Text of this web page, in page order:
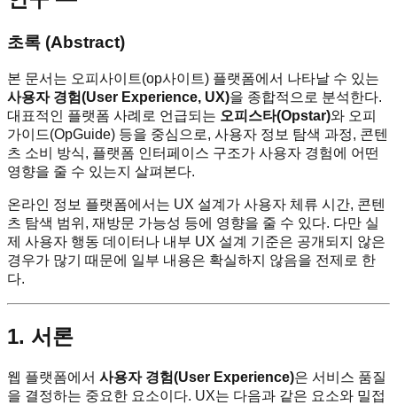
초록 (Abstract)
본 문서는 오피사이트(op사이트) 플랫폼에서 나타날 수 있는
사용자 경험(User Experience, UX)을 종합적으로 분석한다.
대표적인 플랫폼 사례로 언급되는 오피스타(Opstar)와 오피
가이드(OpGuide) 등을 중심으로, 사용자 정보 탐색 과정, 콘텐
츠 소비 방식, 플랫폼 인터페이스 구조가 사용자 경험에 어떤
영향을 줄 수 있는지 살펴본다.
온라인 정보 플랫폼에서는 UX 설계가 사용자 체류 시간, 콘텐
츠 탐색 범위, 재방문 가능성 등에 영향을 줄 수 있다. 다만 실
제 사용자 행동 데이터나 내부 UX 설계 기준은 공개되지 않은
경우가 많기 때문에 일부 내용은 확실하지 않음을 전제로 한
다.
1. 서론
웹 플랫폼에서 사용자 경험(User Experience)은 서비스 품질
을 결정하는 중요한 요소이다. UX는 다음과 같은 요소와 밀접